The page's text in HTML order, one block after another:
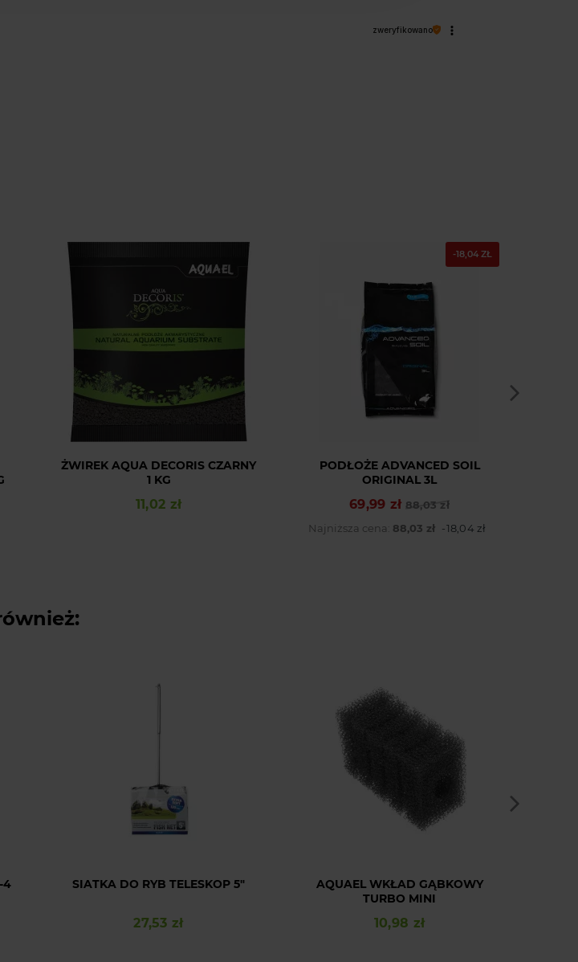
zweryfikowano
ŻWIREK AQUA DECORIS CZARNY
1 KG
Cena
11,02 zł
-18,04 ZŁ
PODŁOŻE ADVANCED SOIL
ORIGINAL 3L
Cena podstawowa
88,03 zł
Cena
69,99 zł
Najniższa cena: 88,03 zł -18,04 zł
4
SIATKA DO RYB TELESKOP 5"
Cena
27,53 zł
AQUAEL WKŁAD GĄBKOWY
TURBO MINI
Cena
10,98 zł